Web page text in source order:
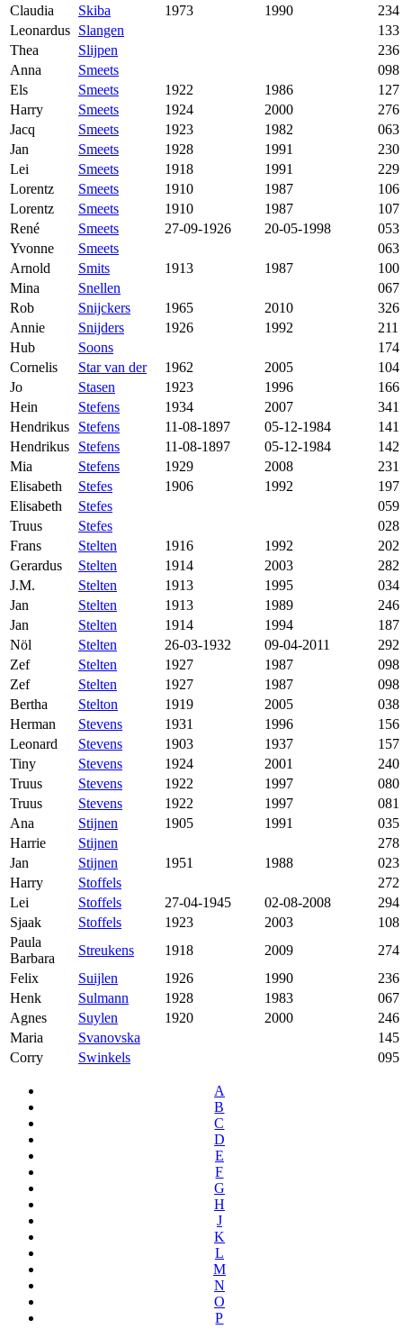
Claudia
Skiba 1973 1990
234
Leonardus Slangen
133
Thea
Slijpen
236
Anna
Smeets
098
Els
Smeets 1922 1986
127
Harry
Smeets 1924 2000
276
Jacq
Smeets 1923 1982
063
Jan
Smeets 1928 1991
230
Lei
Smeets 1918 1991
229
Lorentz
Smeets 1910 1987
106
Lorentz
Smeets 1910 1987
107
René
Smeets 27-09-1926 20-05-1998
053
Yvonne
Smeets
063
Arnold
Smits 1913 1987
100
Mina
Snellen
067
Rob
Snijckers 1965 2010
326
Annie
Snijders 1926 1992
211
Hub
Soons
174
Cornelis
Star van der 1962 2005
104
Jo
Stasen 1923 1996
166
Hein
Stefens 1934 2007
341
Hendrikus
Stefens 11-08-1897 05-12-1984
141
Hendrikus
Stefens 11-08-1897 05-12-1984
142
Mia
Stefens 1929 2008
231
Elisabeth
Stefes 1906 1992
197
Elisabeth
Stefes
059
Truus
Stefes
028
Frans
Stelten 1916 1992
202
Gerardus
Stelten 1914 2003
282
J.M.
Stelten 1913 1995
034
Jan
Stelten 1913 1989
246
Jan
Stelten 1914 1994
187
Nöl
Stelten 26-03-1932 09-04-2011
292
Zef
Stelten 1927 1987
098
Zef
Stelten 1927 1987
098
Bertha
Stelton 1919 2005
038
Herman
Stevens 1931 1996
156
Leonard
Stevens 1903 1937
157
Tiny
Stevens 1924 2001
240
Truus
Stevens 1922 1997
080
Truus
Stevens 1922 1997
081
Ana
Stijnen 1905 1991
035
Harrie
Stijnen
278
Jan
Stijnen 1951 1988
023
Harry
Stoffels
272
Lei
Stoffels 27-04-1945 02-08-2008
294
Sjaak
Stoffels 1923 2003
108
Paula
Barbara
Streukens 1918 2009
274
Felix
Suijlen 1926 1990
236
Henk
Sulmann 1928 1983
067
Agnes
Suylen 1920 2000
246
Maria
Svanovska
145
Corry
Swinkels 095
A
B
C
D
E
F
G
H
J
K
L
M
N
O
P